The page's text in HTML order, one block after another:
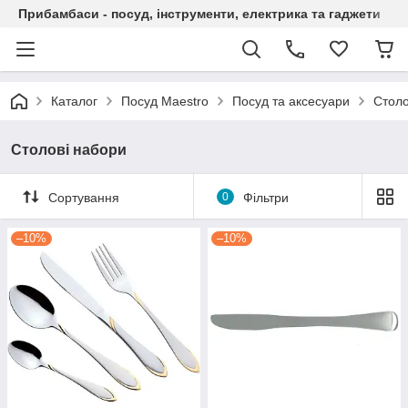
Прибамбаси - посуд, інструменти, електрика та гаджети
Каталог Посуд Maestro Посуд та аксесуари
Столові набори
Сортування 0 Фільтри
–10% –10%